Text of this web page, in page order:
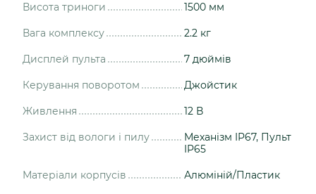
Висота триноги 1500 мм
Вага комплексу 2.2 кг
Дисплей пульта 7 дюймів
Керування поворотом Джойстик
Живлення 12 В
Захист від вологи і пилу
Механізм IP67, Пульт
IP65
Матеріали корпусів Алюміній/Пластик